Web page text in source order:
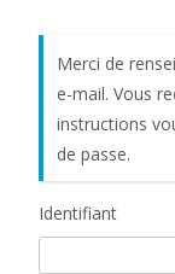
Merci de
e-mail. Vous
instructions
de passe.
Identifiant